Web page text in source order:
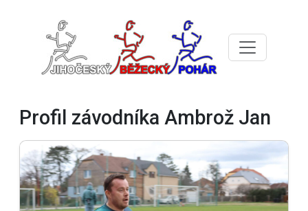
Profil závodníka Ambrož Jan